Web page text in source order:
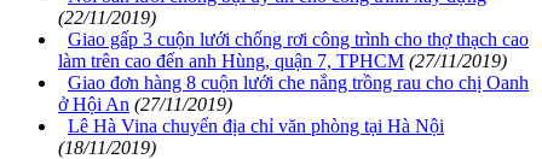
(22/11/2019)
Giao gấp 3 cuộn lưới chống rơi công trình cho thợ thạch cao
làm trên cao đến anh Hùng, quận 7, TPHCM (27/11/2019)
Giao đơn hàng 8 cuộn lưới che nắng trồng rau cho chị Oanh
ở Hội An (27/11/2019)
Lê Hà Vina chuyển địa chỉ văn phòng tại Hà Nội
(18/11/2019)